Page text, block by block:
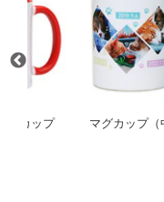
グカップ
マグカップ（